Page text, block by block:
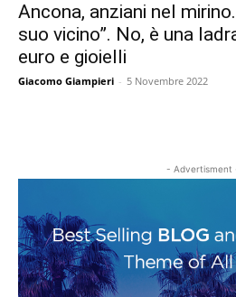
Ancona, anziani nel
suo vicino”. No, è una
euro e gioielli
Giacomo Giampieri - 5 Novembre 2022
- Advertisment